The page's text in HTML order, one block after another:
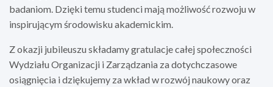
badaniom. Dzięki temu studenci mają możliwość rozwoju w
inspirującym środowisku akademickim.
Z okazji jubileuszu składamy gratulacje całej społeczności
Wydziału Organizacji i Zarządzania za dotychczasowe
osiągnięcia i dziękujemy za wkład w rozwój naukowy oraz